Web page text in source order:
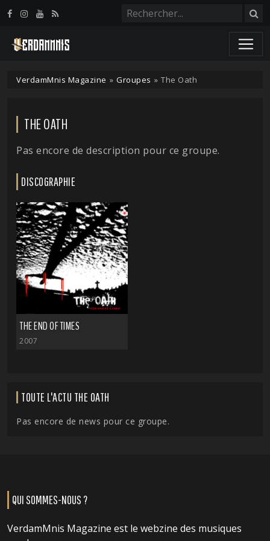
VerdamMnis Magazine » Groupes » The Oath
THE OATH
Pas encore de description pour ce groupe.
DISCOGRAPHIE
THE END OF TIMES
2007
TOUTE L'ACTU THE OATH
Pas encore de news pour ce groupe.
QUI SOMMES-NOUS ?
VerdamMnis Magazine est le webzine des musiques
Panneau de gestion des cookies